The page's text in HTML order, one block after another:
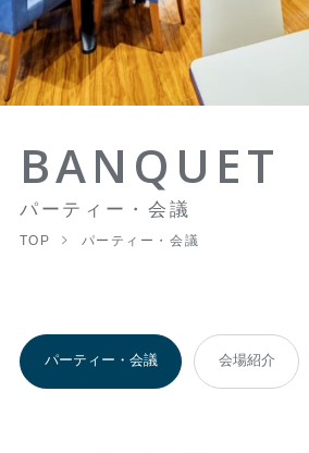
BANQUET
パーティー・会議
TOP パーティー・会議
パーティー・会議 会場紹介